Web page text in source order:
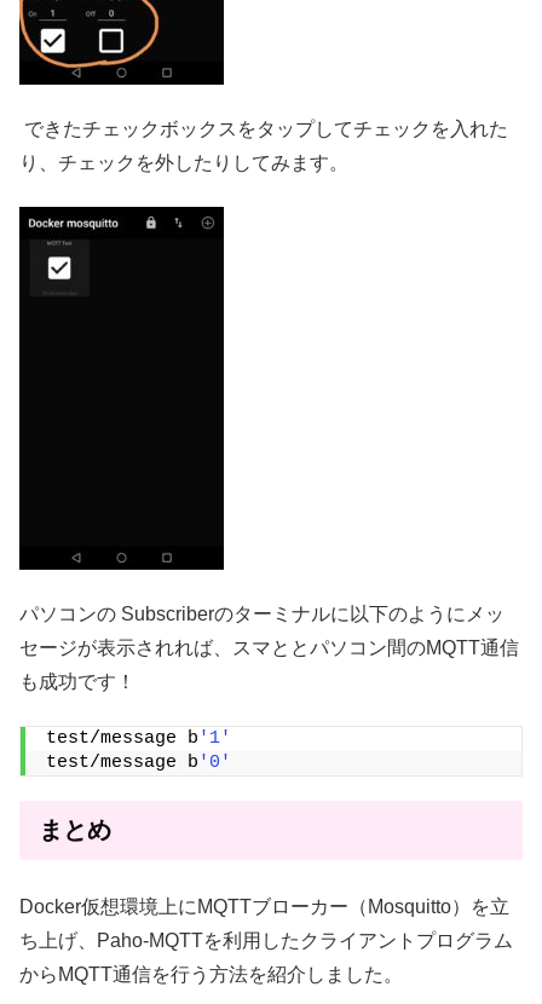
できたチェックボックスをタップしてチェックを入れた
り、チェックを外したりしてみます。
パソコンの Subscriberのターミナルに以下のようにメッ
セージが表示されれば、スマととパソコン間のMQTT通信
も成功です！
test/message b '1'
test/message b '0'
まとめ
Docker仮想環境上にMQTTブローカー（Mosquitto）を立
ち上げ、Paho-MQTTを利用したクライアントプログラム
からMQTT通信を行う方法を紹介しました。